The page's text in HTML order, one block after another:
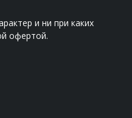
и ни при каких
офертой.